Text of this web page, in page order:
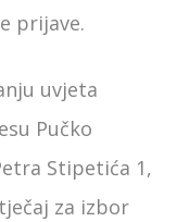
prijave.
uvjeta
Pučko
Stipetića 1,
za izbor